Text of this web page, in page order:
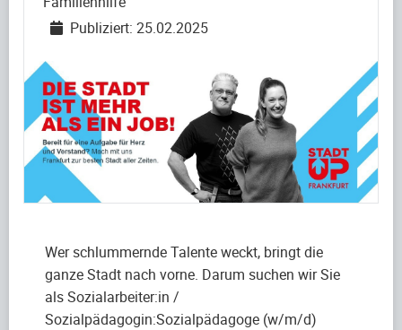
Publiziert: 25.02.2025
Wer schlummernde Talente weckt, bringt die
ganze Stadt nach vorne. Darum suchen wir Sie
als Sozialarbeiter:in /
Sozialpädagogin:Sozialpädagoge (w/m/d)